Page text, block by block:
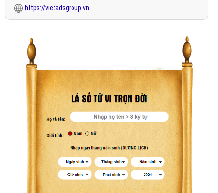
https://vietadsgroup.vn